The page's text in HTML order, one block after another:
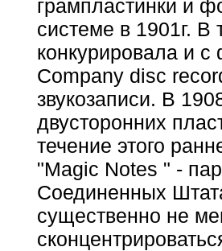
грампластинки и
системе в 1901г. В
конкурировала и
Company disc
звукозаписи. В
двусторонних
течение этого
"Magic Notes " -
Соединенных
существенно не